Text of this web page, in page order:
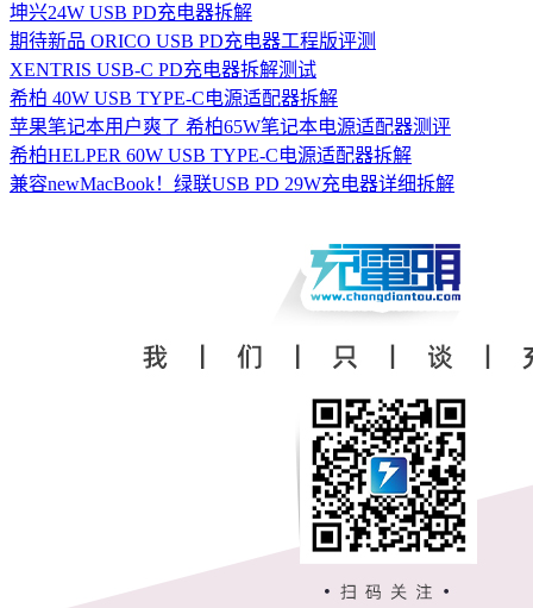
坤兴24W USB PD充电器拆解
期待新品 ORICO USB PD充电器工程版评测
XENTRIS USB-C PD充电器拆解测试
希柏 40W USB TYPE-C电源适配器拆解
苹果笔记本用户爽了 希柏65W笔记本电源适配器测评
希柏HELPER 60W USB TYPE-C电源适配器拆解
兼容newMacBook！绿联USB PD 29W充电器详细拆解